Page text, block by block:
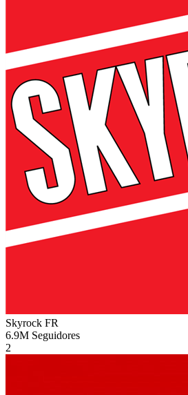
Skyrock FR
6.9M Seguidores
2